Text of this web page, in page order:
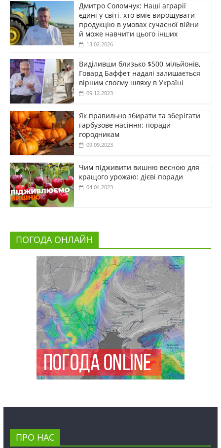
Дмитро Соломчук: Наші аграрії
єдині у світі, хто вміє вирощувати
продукцію в умовах сучасної війни
й може навчити цього інших
13.02.2026
Виділивши близько $500 мільйонів,
Говард Баффет надалі залишається
вірним своєму шляху в Україні
09.12.2023
Як правильно збирати та зберігати
гарбузове насіння: поради
городникам
09.09.2023
Чим підживити вишню весною для
кращого урожаю: дієві поради
04.04.2023
ПОГОДА ОНЛАЙН
ПРО НАС